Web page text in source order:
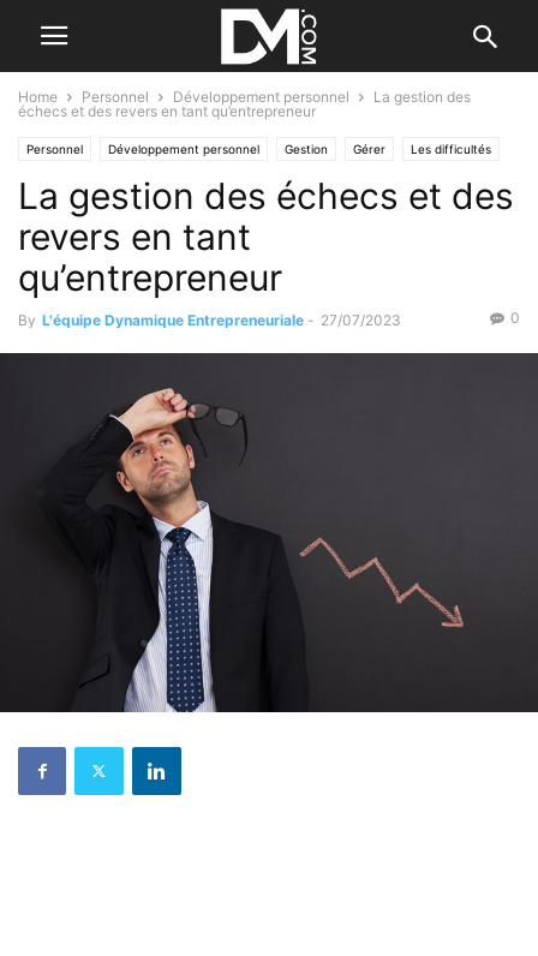
Home Personnel Développement personnel
La gestion des
échecs et des revers en tant qu’entrepreneur
Personnel Développement personnel Gestion Gérer Les difficultés
La gestion des échecs et des
revers en tant
qu’entrepreneur
By L'équipe Dynamique Entrepreneuriale - 27/07/2023 0